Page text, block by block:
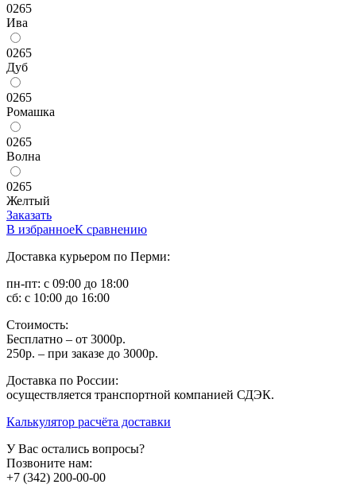
0265
Ива
0265
Дуб
0265
Ромашка
0265
Волна
0265
Желтый
Заказать
В избранноеК сравнению
Доставка курьером по Перми:
пн-пт: с 09:00 до 18:00
сб: с 10:00 до 16:00
Стоимость:
Бесплатно – от 3000р.
250р. – при заказе до 3000р.
Доставка по России:
осуществляется транспортной компанией СДЭК.
Калькулятор расчёта доставки
У Вас остались вопросы?
Позвоните нам:
+7 (342) 200-00-00